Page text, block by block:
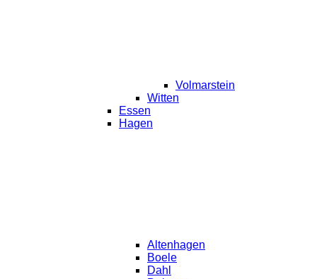
Volmarstein
Witten
Essen
Hagen
Altenhagen
Boele
Dahl